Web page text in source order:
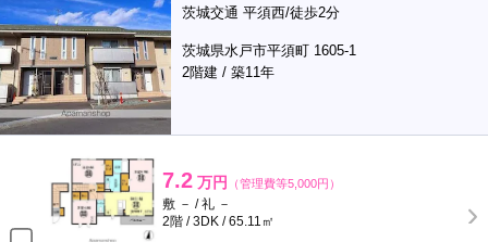
茨城交通 平須西/徒歩2分
茨城県水戸市平須町 1605-1
2階建 / 築11年
7.2 万円 （管理費等5,000円）
敷 － / 礼 －
2階 / 3DK / 65.11㎡